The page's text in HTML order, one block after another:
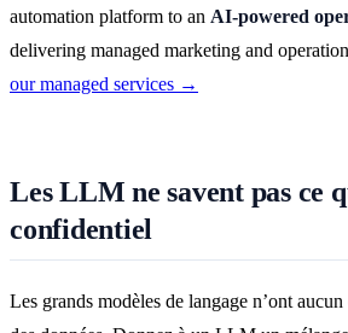
automation platform to an AI-powered
delivering managed marketing and
our managed services →
Les LLM ne savent pas ce
confidentiel
Les grands modèles de langage n’ont